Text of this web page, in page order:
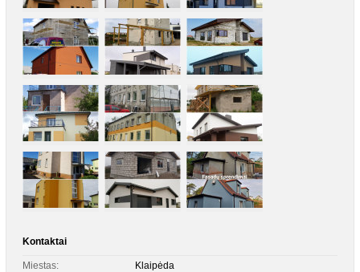
Kontaktai
Miestas:
Klaipėda